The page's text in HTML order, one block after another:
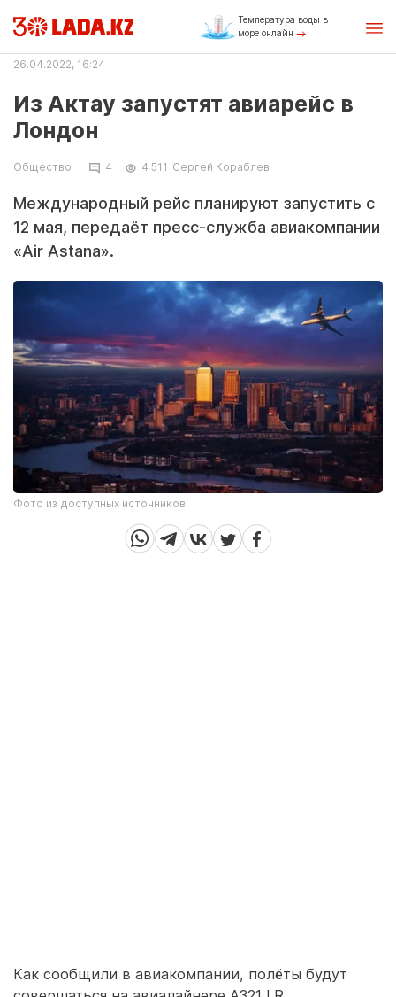
Температура воды в
море онлайн
26.04.2022, 16:24
Из Актау запустят авиарейс в
Лондон
Общество 4 4 511 Сергей Кораблев
Международный рейс планируют запустить с
12 мая, передаёт пресс-служба авиакомпании
«Air Astana».
Фото из доступных источников
Как сообщили в авиакомпании, полёты будут